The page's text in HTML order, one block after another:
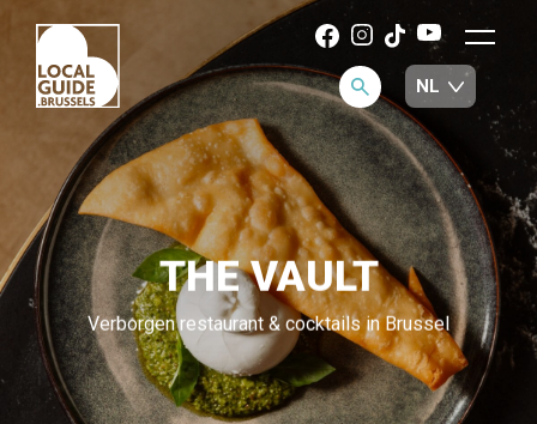
THE VAULT
Verborgen restaurant & cocktails in Brussel